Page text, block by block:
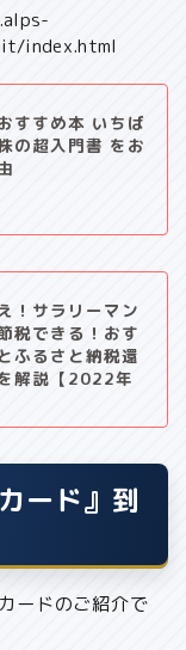
index.html
すすめ本 いちば
の超入門書 をお
！サラリーマン
税できる！おす
ふるさと納税還
解説【2022年
ード』到
ードのご紹介で